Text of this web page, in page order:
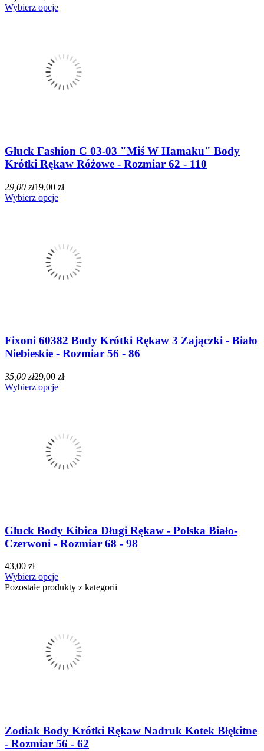
Wybierz opcje
Gluck Fashion C 03-03 "Miś W Hamaku" Body
Krótki Rękaw Różowe - Rozmiar 62 - 110
29,00 zł19,00 zł
Wybierz opcje
Fixoni 60382 Body Krótki Rękaw 3 Zajączki - Biało
Niebieskie - Rozmiar 56 - 86
35,00 zł29,00 zł
Wybierz opcje
Gluck Body Kibica Długi Rękaw - Polska Biało-
Czerwoni - Rozmiar 68 - 98
43,00 zł
Wybierz opcje
Pozostałe produkty z kategorii
Zodiak Body Krótki Rękaw Nadruk Kotek Błękitne
- Rozmiar 56 - 62